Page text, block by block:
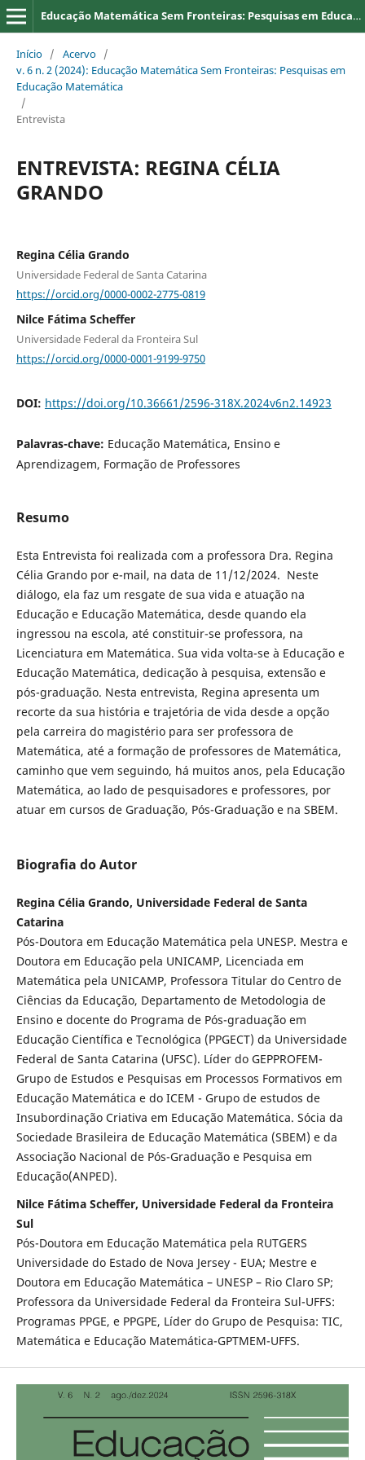
Educação Matemática Sem Fronteiras: Pesquisas em Educação Matemática
Início / Acervo /
v. 6 n. 2 (2024): Educação Matemática Sem Fronteiras: Pesquisas em
Educação Matemática
/
Entrevista
ENTREVISTA: REGINA CÉLIA
GRANDO
Regina Célia Grando
Universidade Federal de Santa Catarina
https://orcid.org/0000-0002-2775-0819
Nilce Fátima Scheffer
Universidade Federal da Fronteira Sul
https://orcid.org/0000-0001-9199-9750
DOI: https://doi.org/10.36661/2596-318X.2024v6n2.14923
Palavras-chave: Educação Matemática, Ensino e
Aprendizagem, Formação de Professores
Resumo
Esta Entrevista foi realizada com a professora Dra. Regina
Célia Grando por e-mail, na data de 11/12/2024. Neste
diálogo, ela faz um resgate de sua vida e atuação na
Educação e Educação Matemática, desde quando ela
ingressou na escola, até constituir-se professora, na
Licenciatura em Matemática. Sua vida volta-se à Educação e
Educação Matemática, dedicação à pesquisa, extensão e
pós-graduação. Nesta entrevista, Regina apresenta um
recorte da sua história e trajetória de vida desde a opção
pela carreira do magistério para ser professora de
Matemática, até a formação de professores de Matemática,
caminho que vem seguindo, há muitos anos, pela Educação
Matemática, ao lado de pesquisadores e professores, por
atuar em cursos de Graduação, Pós-Graduação e na SBEM.
Biografia do Autor
Regina Célia Grando, Universidade Federal de Santa
Catarina
Pós-Doutora em Educação Matemática pela UNESP. Mestra e
Doutora em Educação pela UNICAMP, Licenciada em
Matemática pela UNICAMP, Professora Titular do Centro de
Ciências da Educação, Departamento de Metodologia de
Ensino e docente do Programa de Pós-graduação em
Educação Científica e Tecnológica (PPGECT) da Universidade
Federal de Santa Catarina (UFSC). Líder do GEPPROFEM-
Grupo de Estudos e Pesquisas em Processos Formativos em
Educação Matemática e do ICEM - Grupo de estudos de
Insubordinação Criativa em Educação Matemática. Sócia da
Sociedade Brasileira de Educação Matemática (SBEM) e da
Associação Nacional de Pós-Graduação e Pesquisa em
Educação(ANPED).
Nilce Fátima Scheffer, Universidade Federal da Fronteira
Sul
Pós-Doutora em Educação Matemática pela RUTGERS
Universidade do Estado de Nova Jersey - EUA; Mestre e
Doutora em Educação Matemática – UNESP – Rio Claro SP;
Professora da Universidade Federal da Fronteira Sul-UFFS:
Programas PPGE, e PPGPE, Líder do Grupo de Pesquisa: TIC,
Matemática e Educação Matemática-GPTMEM-UFFS.